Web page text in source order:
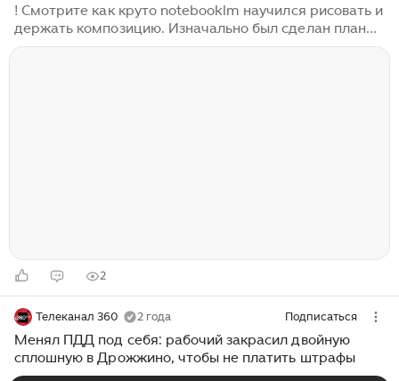
! Смотрите как круто notebooklm научился рисовать и
держать композицию. Изначально был сделан план
поездки в Кисловодск припомощи ChatGPT (режим
2
Телеканал 360 2 года Подписаться
Менял ПДД под себя: рабочий закрасил двойную
сплошную в Дрожжино, чтобы не платить штрафы